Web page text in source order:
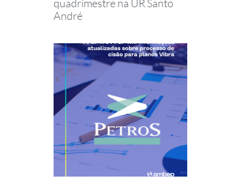
quadrimestre na UR Santo
André